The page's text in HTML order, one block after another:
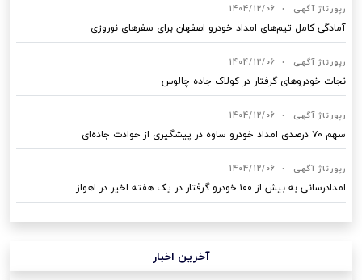
رپورتاژ آگهی •
1404/12/06
آمادگی کامل تیم‌های امداد خودرو اصفهان برای سفرهای نوروزی
رپورتاژ آگهی •
1404/12/06
نجات خودروهای گرفتار در کولاک جاده چالوس
رپورتاژ آگهی •
1404/12/06
سهم ۷۰ درصدی امداد خودرو ساوه در پیشگیری از حوادث جاده‌ای
رپورتاژ آگهی •
1404/12/06
امدادرسانی به بیش از ۱۰۰ خودرو گرفتار در یک هفته اخیر در اهواز
آخرین اخبار